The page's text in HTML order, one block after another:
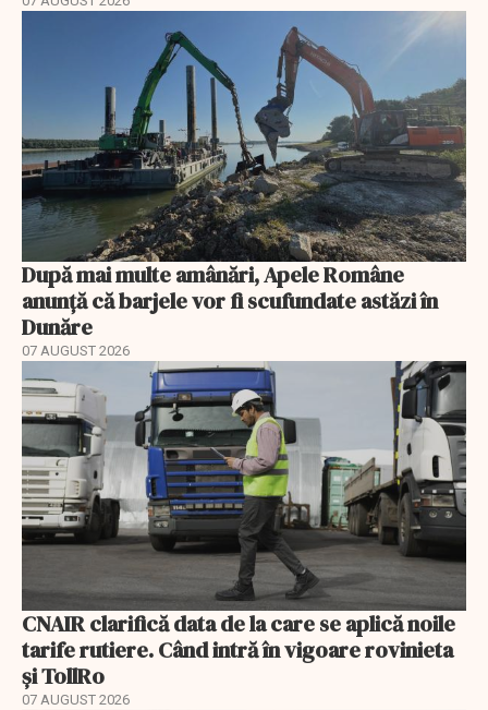
După mai multe amânări, Apele Române
anunță că barjele vor fi scufundate astăzi în
Dunăre
07 AUGUST 2026
CNAIR clarifică data de la care se aplică noile
tarife rutiere. Când intră în vigoare rovinieta
și TollRo
07 AUGUST 2026